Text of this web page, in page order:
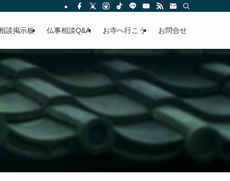
談掲示板 仏事相談Q&A お寺へ行こう お問合せ